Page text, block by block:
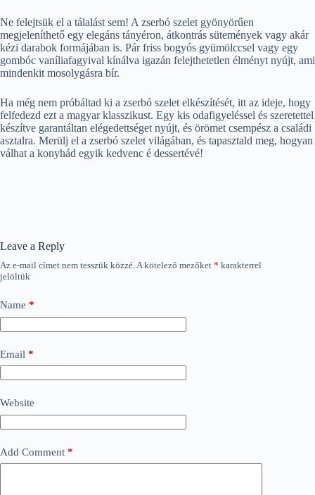
Ne felejtsük el a tálalást sem! A zserbó szelet gyönyörűen
megjeleníthető egy elegáns tányéron, átkontrás sütemények vagy akár
kézi darabok formájában is. Pár friss bogyós gyümölccsel vagy egy
gombóc vaníliafagyival kínálva igazán felejthetetlen élményt nyújt, ami
mindenkit mosolygásra bír.
Ha még nem próbáltad ki a zserbó szelet elkészítését, itt az ideje, hogy
felfedezd ezt a magyar klasszikust. Egy kis odafigyeléssel és szeretettel
készítve garantáltan elégedettséget nyújt, és örömet csempész a családi
asztalra. Merülj el a zserbó szelet világában, és tapasztald meg, hogyan
válhat a konyhád egyik kedvenc é dessertévé!
Leave a Reply
Az e-mail címet nem tesszük közzé.A kötelező mezőket * karakterrel
jelöltük
Name *
Email *
Website
Add Comment *